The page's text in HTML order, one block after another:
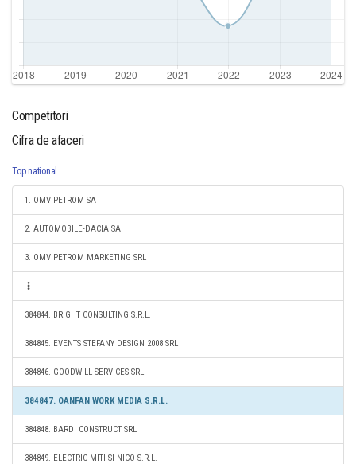
Competitori
Cifra de afaceri
Top national
1. OMV PETROM SA
2. AUTOMOBILE-DACIA SA
3. OMV PETROM MARKETING SRL
384844. BRIGHT CONSULTING S.R.L.
384845. EVENTS STEFANY DESIGN 2008 SRL
384846. GOODWILL SERVICES SRL
384847. OANFAN WORK MEDIA S.R.L.
384848. BARDI CONSTRUCT SRL
384849. ELECTRIC MITI SI NICO S.R.L.